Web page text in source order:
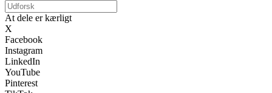
At dele er kærligt
X
Facebook
Instagram
LinkedIn
YouTube
Pinterest